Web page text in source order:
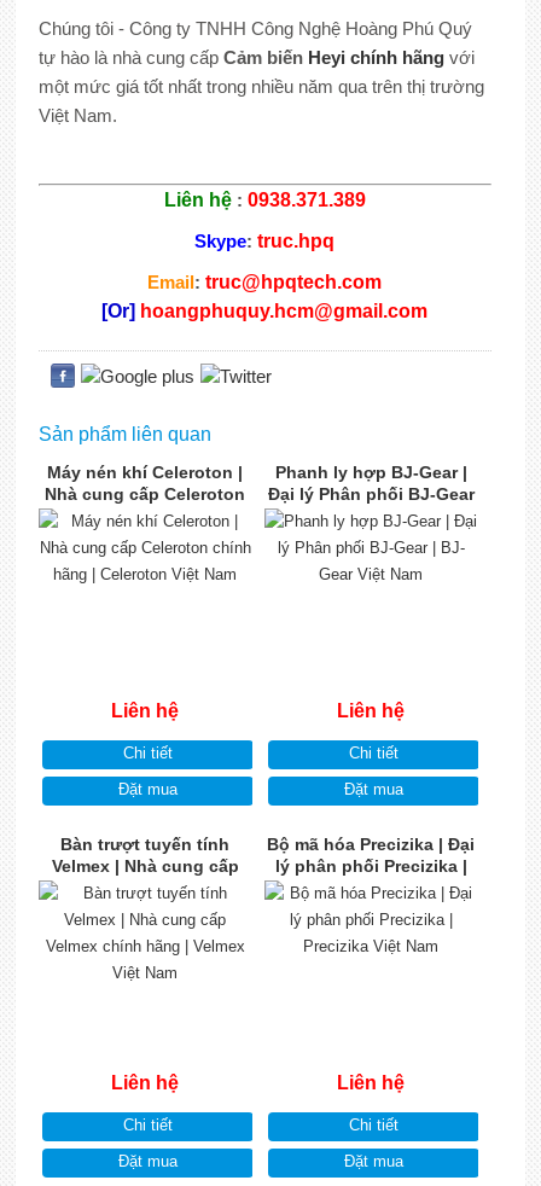
Chúng tôi - Công ty TNHH Công Nghệ Hoàng Phú Quý
tự hào là nhà cung cấp Cảm biến Heyi chính hãngvới
một mức giá tốt nhất trong nhiều năm qua trên thị trường
Việt Nam.
Liên hệ: 0938.371.389
Skype:truc.hpq
Email:truc@hpqtech.com
[Or] hoangphuquy.hcm@gmail.com
Sản phẩm liên quan
Máy nén khí Celeroton |
Nhà cung cấp Celeroton
chính hãng | Celeroton
Việt Nam
Liên hệ
Chi tiết
Đặt mua
Phanh ly hợp BJ-Gear |
Đại lý Phân phối BJ-Gear
| BJ-Gear Việt Nam
Liên hệ
Chi tiết
Đặt mua
Bàn trượt tuyến tính
Velmex | Nhà cung cấp
Velmex chính hãng |
Velmex Việt Nam
Liên hệ
Chi tiết
Đặt mua
Bộ mã hóa Precizika | Đại
lý phân phối Precizika |
Precizika Việt Nam
Liên hệ
Chi tiết
Đặt mua